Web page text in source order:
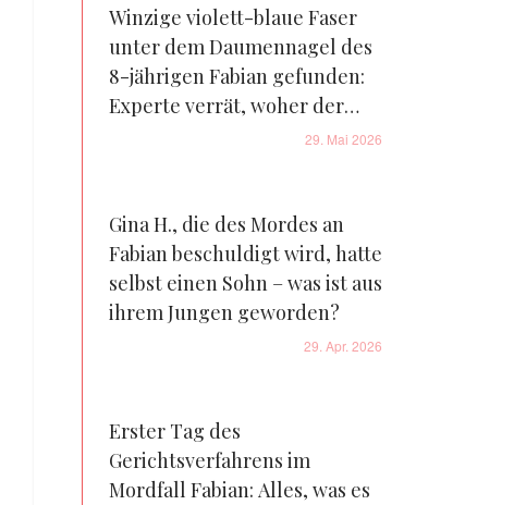
Winzige violett-blaue Faser
unter dem Daumennagel des
8-jährigen Fabian gefunden:
Experte verrät, woher der
Stoff stammen könnte29. Mai 2026
Gina H., die des Mordes an
Fabian beschuldigt wird, hatte
selbst einen Sohn – was ist aus
ihrem Jungen geworden?
29. Apr. 2026
Erster Tag des
Gerichtsverfahrens im
Mordfall Fabian: Alles, was es